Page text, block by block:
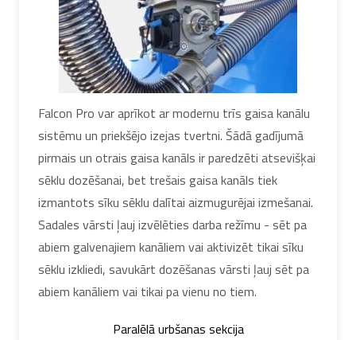
Falcon Pro var aprīkot ar modernu trīs gaisa kanālu
sistēmu un priekšējo izejas tvertni. Šādā gadījumā
pirmais un otrais gaisa kanāls ir paredzēti atsevišķai
sēklu dozēšanai, bet trešais gaisa kanāls tiek
izmantots sīku sēklu dalītai aizmugurējai izmešanai.
Sadales vārsti ļauj izvēlēties darba režīmu - sēt pa
abiem galvenajiem kanāliem vai aktivizēt tikai sīku
sēklu izkliedi, savukārt dozēšanas vārsti ļauj sēt pa
abiem kanāliem vai tikai pa vienu no tiem.
Paralēlā urbšanas sekcija